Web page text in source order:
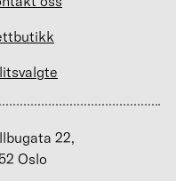
22,
Oslo